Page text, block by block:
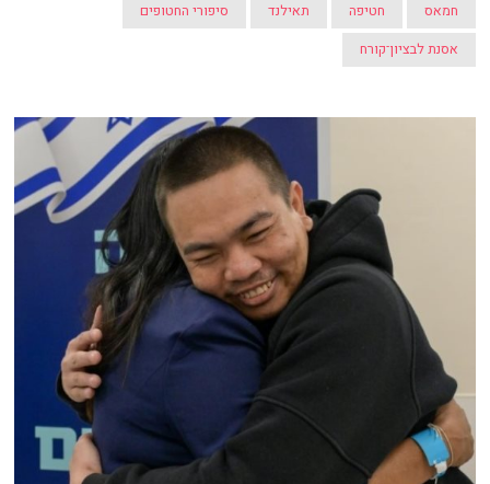
חמאס חטיפה תאילנד
סיפורי החטופים
אסנת לבציון־קורח